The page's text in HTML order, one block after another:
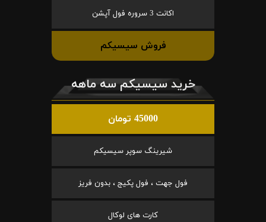
اکانت 3 سروره فول آپشن
فروش سیسیکم
خرید سیسیکم سه ماهه
45000 تومان
شیرینگ سوپر سیسیکم
فول جهت ، فول پکیج ، بدون فریز
کارت های لوکال